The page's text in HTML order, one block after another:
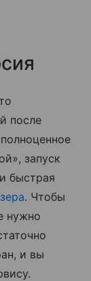
после
запуск
быстрая
. Чтобы
нужно
и вы